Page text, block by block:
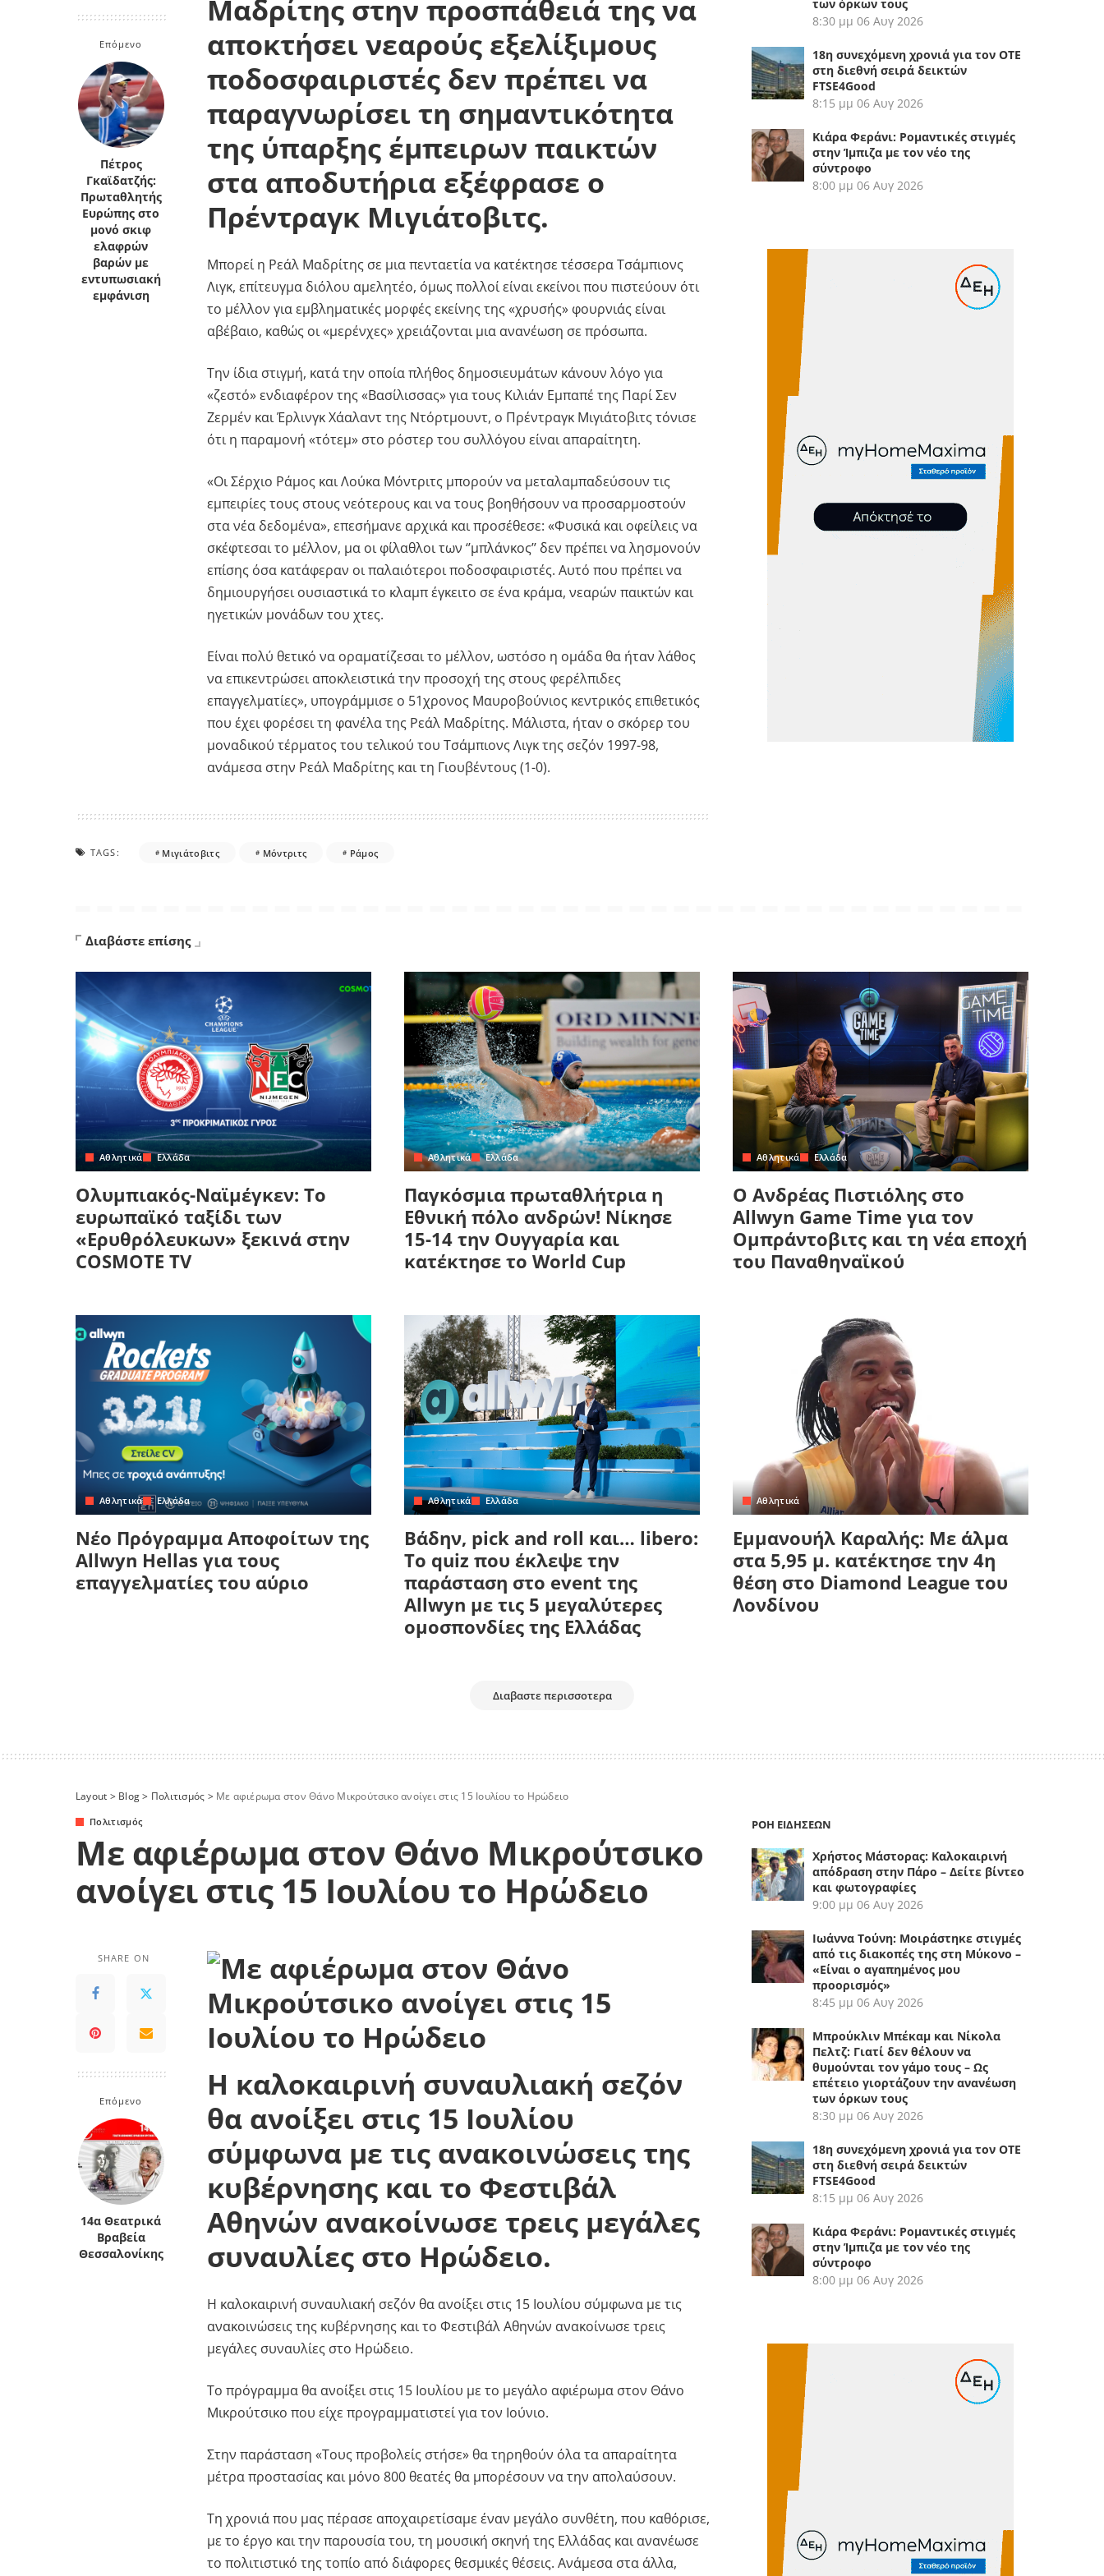
Κρήτη
Κυκλάδες
Πελοπόννησος
Πελοπόννησος
Επόμενο
Πέτρος
Γκαϊδατζής:
Πρωταθλητής
Ευρώπης στο
μονό σκιφ
ελαφρών
βαρών με
εντυπωσιακή
εμφάνιση
Μαδρίτης στην προσπάθειά της να
αποκτήσει νεαρούς εξελίξιμους
ποδοσφαιριστές δεν πρέπει να
παραγνωρίσει τη σημαντικότητα
της ύπαρξης έμπειρων παικτών
στα αποδυτήρια εξέφρασε ο
Πρέντραγκ Μιγιάτοβιτς.
Μπορεί η Ρεάλ Μαδρίτης σε μια πενταετία να κατέκτησε τέσσερα Τσάμπιονς
Λιγκ, επίτευγμα διόλου αμελητέο, όμως πολλοί είναι εκείνοι που πιστεύουν ότι
το μέλλον για εμβληματικές μορφές εκείνης της «χρυσής» φουρνιάς είναι
αβέβαιο, καθώς οι «μερένχες» χρειάζονται μια ανανέωση σε πρόσωπα.
Την ίδια στιγμή, κατά την οποία πλήθος δημοσιευμάτων κάνουν λόγο για
«ζεστό» ενδιαφέρον της «Βασίλισσας» για τους Κιλιάν Εμπαπέ της Παρί Σεν
Ζερμέν και Έρλινγκ Χάαλαντ της Ντόρτμουντ, ο Πρέντραγκ Μιγιάτοβιτς τόνισε
ότι η παραμονή «τότεμ» στο ρόστερ του συλλόγου είναι απαραίτητη.
«Οι Σέρχιο Ράμος και Λούκα Μόντριτς μπορούν να μεταλαμπαδεύσουν τις
εμπειρίες τους στους νεότερους και να τους βοηθήσουν να προσαρμοστούν
στα νέα δεδομένα», επεσήμανε αρχικά και προσέθεσε: «Φυσικά και οφείλεις να
σκέφτεσαι το μέλλον, μα οι φίλαθλοι των ‘’μπλάνκος’’ δεν πρέπει να λησμονούν
επίσης όσα κατάφεραν οι παλαιότεροι ποδοσφαιριστές. Αυτό που πρέπει να
δημιουργήσει ουσιαστικά το κλαμπ έγκειτο σε ένα κράμα, νεαρών παικτών και
ηγετικών μονάδων του χτες.
Είναι πολύ θετικό να οραματίζεσαι το μέλλον, ωστόσο η ομάδα θα ήταν λάθος
να επικεντρώσει αποκλειστικά την προσοχή της στους φερέλπιδες
επαγγελματίες», υπογράμμισε ο 51χρονος Μαυροβούνιος κεντρικός επιθετικός
που έχει φορέσει τη φανέλα της Ρεάλ Μαδρίτης. Μάλιστα, ήταν ο σκόρερ του
μοναδικού τέρματος του τελικού του Τσάμπιονς Λιγκ της σεζόν 1997-98,
ανάμεσα στην Ρεάλ Μαδρίτης και τη Γιουβέντους (1-0).
TAGS: Μιγιάτοβιτς Μόντριτς Ράμος
των όρκων τους
8:30 μμ 06 Αυγ 2026
18η συνεχόμενη χρονιά για τον ΟΤΕ
στη διεθνή σειρά δεικτών
FTSE4Good
8:15 μμ 06 Αυγ 2026
Κιάρα Φεράνι: Ρομαντικές στιγμές
στην Ίμπιζα με τον νέο της
σύντροφο
8:00 μμ 06 Αυγ 2026
Διαβάστε επίσης
Αθλητικά Ελλάδα
Ολυμπιακός-Ναϊμέγκεν: Το
ευρωπαϊκό ταξίδι των
«Ερυθρόλευκων» ξεκινά στην
COSMOTE TV
Αθλητικά Ελλάδα
Παγκόσμια πρωταθλήτρια η
Εθνική πόλο ανδρών! Νίκησε
15-14 την Ουγγαρία και
κατέκτησε το World Cup
Αθλητικά Ελλάδα
Ο Ανδρέας Πιστιόλης στο
Allwyn Game Time για τον
Ομπράντοβιτς και τη νέα εποχή
του Παναθηναϊκού
Αθλητικά Ελλάδα
Νέο Πρόγραμμα Αποφοίτων της
Allwyn Hellas για τους
επαγγελματίες του αύριο
Αθλητικά Ελλάδα
Βάδην, pick and roll και… libero:
Το quiz που έκλεψε την
παράσταση στο event της
Allwyn με τις 5 μεγαλύτερες
ομοσπονδίες της Ελλάδας
Αθλητικά
Εμμανουήλ Καραλής: Με άλμα
στα 5,95 μ. κατέκτησε την 4η
θέση στο Diamond League του
Λονδίνου
Διαβαστε περισσοτερα
Layout > Blog> Πολιτισμός > Με αφιέρωμα στον Θάνο Μικρούτσικο ανοίγει στις 15 Ιουλίου το Ηρώδειο
Πολιτισμός
Με αφιέρωμα στον Θάνο Μικρούτσικο
ανοίγει στις 15 Ιουλίου το Ηρώδειο
SHARE ON
Επόμενο
14α Θεατρικά
Βραβεία
Θεσσαλονίκης
Η καλοκαιρινή συναυλιακή σεζόν
θα ανοίξει στις 15 Ιουλίου
σύμφωνα με τις ανακοινώσεις της
κυβέρνησης και το Φεστιβάλ
Αθηνών ανακοίνωσε τρεις μεγάλες
συναυλίες στο Ηρώδειο.
Η καλοκαιρινή συναυλιακή σεζόν θα ανοίξει στις 15 Ιουλίου σύμφωνα με τις
ανακοινώσεις της κυβέρνησης και το Φεστιβάλ Αθηνών ανακοίνωσε τρεις
μεγάλες συναυλίες στο Ηρώδειο.
Το πρόγραμμα θα ανοίξει στις 15 Ιουλίου με το μεγάλο αφιέρωμα στον Θάνο
Μικρούτσικο που είχε προγραμματιστεί για τον Ιούνιο.
Στην παράσταση «Τους προβολείς στήσε» θα τηρηθούν όλα τα απαραίτητα
μέτρα προστασίας και μόνο 800 θεατές θα μπορέσουν να την απολαύσουν.
Τη χρονιά που μας πέρασε αποχαιρετίσαμε έναν μεγάλο συνθέτη, που καθόρισε,
με το έργο και την παρουσία του, τη μουσική σκηνή της Ελλάδας και ανανέωσε
το πολιτιστικό της τοπίο από διάφορες θεσμικές θέσεις. Ανάμεσα στα άλλα,
ΡΟΗ ΕΙΔΗΣΕΩΝ
Χρήστος Μάστορας: Καλοκαιρινή
απόδραση στην Πάρο – Δείτε βίντεο
και φωτογραφίες
9:00 μμ 06 Αυγ 2026
Ιωάννα Τούνη: Μοιράστηκε στιγμές
από τις διακοπές της στη Μύκονο –
«Είναι ο αγαπημένος μου
προορισμός»
8:45 μμ 06 Αυγ 2026
Μπρούκλιν Μπέκαμ και Νίκολα
Πελτζ: Γιατί δεν θέλουν να
θυμούνται τον γάμο τους – Ως
επέτειο γιορτάζουν την ανανέωση
των όρκων τους
8:30 μμ 06 Αυγ 2026
18η συνεχόμενη χρονιά για τον ΟΤΕ
στη διεθνή σειρά δεικτών
FTSE4Good
8:15 μμ 06 Αυγ 2026
Κιάρα Φεράνι: Ρομαντικές στιγμές
στην Ίμπιζα με τον νέο της
σύντροφο
8:00 μμ 06 Αυγ 2026